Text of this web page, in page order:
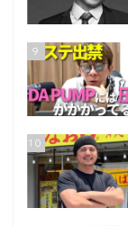
9
10